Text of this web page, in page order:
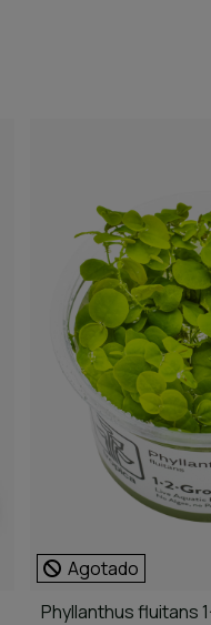
Agotado
Phyllanthus fluitans